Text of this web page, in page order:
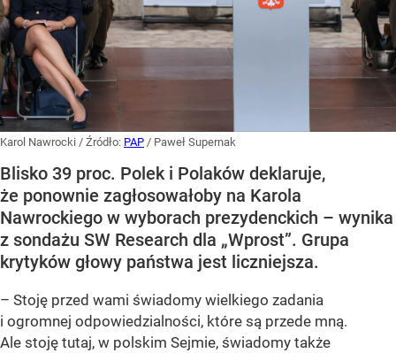
Karol Nawrocki / Źródło: PAP / Paweł Supernak
Blisko 39 proc. Polek i Polaków deklaruje,
że ponownie zagłosowałoby na Karola
Nawrockiego w wyborach prezydenckich – wynika
z sondażu SW Research dla „Wprost”. Grupa
krytyków głowy państwa jest liczniejsza.
– Stoję przed wami świadomy wielkiego zadania
i ogromnej odpowiedzialności, które są przede mną.
Ale stoję tutaj, w polskim Sejmie, świadomy także